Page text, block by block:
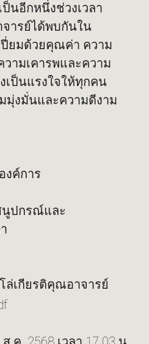
นอีกหนึ่งช่วงเวลา
ารย์ได้พบกันใน
ยมด้วยคุณค่า ความ
ามเคารพและความ
เป็นแรงใจให้ทุกคน
มุ่งมั่นและความดีงาม
งค์การ
นูปกรณ์และ
ล่เกียรติคุณอาจารย์